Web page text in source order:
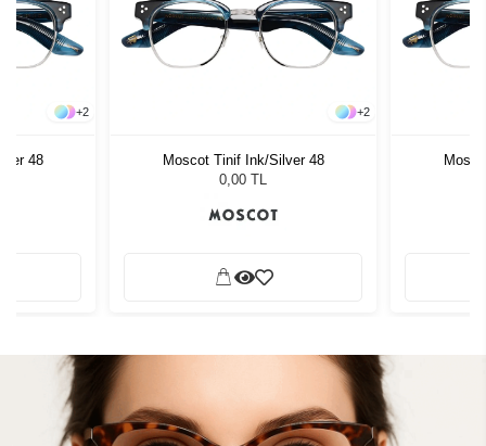
+2
48
+2
Moscot Tinif Ink/Silver 48
0,00 TL